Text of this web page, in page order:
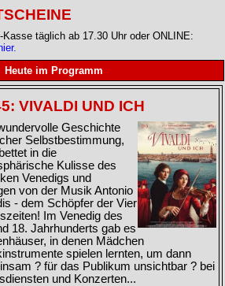
täglich ab 17.30 Uhr oder ONLINE:
Heute im Programm
VIVALDI UND ICH
Geschichte
Selbstbestimmung,
in die
Kulisse des
Venedigs und
von der Musik Antonio
- dem Schöpfer der Vier
Im Venedig des
18. Jahrhunderts gab es
in denen Mädchen
spielen lernten, um dann
? für das Publikum unsichtbar ? bei
und Konzerten...